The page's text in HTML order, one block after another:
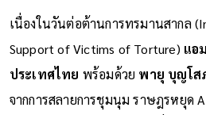
เนื่องในวันต่อต้านการทรมานสากล
Support of Victims of Torture) แอ
ประเทศไทย พร้อมด้วย พายุ บุญโ
จากการสลายการชุมนุม ราษฎรหยุด